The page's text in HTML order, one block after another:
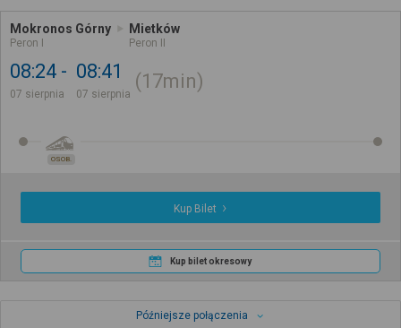
Mokronos Górny
Peron I
Mietków
Peron II
08:24
07 sierpnia
08:41
07 sierpnia
17min
OSOB.
Kup Bilet
Kup bilet okresowy
Późniejsze połączenia